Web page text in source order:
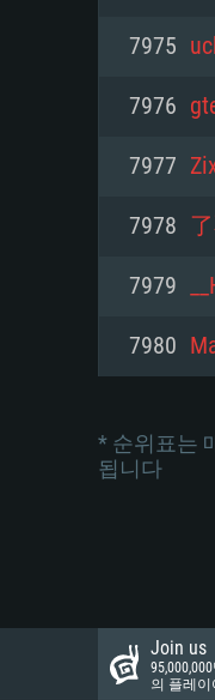
그래픽
해상도:
네트워
여유 저
(Mac),
의
네트워
여유 저
그래픽
와 동급
지원하
7975
7976
7977
7978
7979
7980
* 순위표는
됩니다
Join us
의 플레이